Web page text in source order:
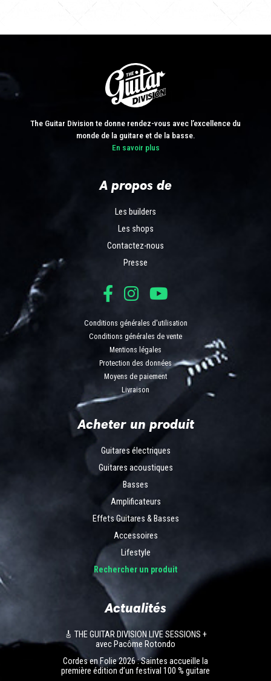
The Guitar Division te donne rendez-vous avec l’excellence du
monde de la guitare et de la basse.
En savoir plus
A propos de
Les builders
Les shops
Contactez-nous
Presse
Conditions générales d'utilisation
Conditions générales de vente
Mentions légales
Protection des données
Moyens de paiement
Livraison
Acheter un produit
Guitares électriques
Guitares acoustiques
Basses
Amplificateurs
Effets Guitares & Basses
Accessoires
Lifestyle
Rechercher un produit
Actualités
🎸 THE GUITAR DIVISION LIVE SESSIONS +
avec Pacôme Rotondo
Cordes en Folie 2026 : Saintes accueille la
première édition d’un festival 100 % guitare